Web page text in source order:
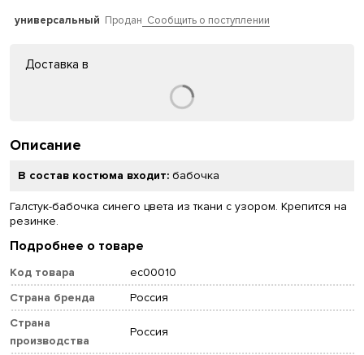
универсальный Продан Сообщить о поступлении
Доставка в
Описание
В состав костюма входит: бабочка
Галстук-бабочка синего цвета из ткани с узором. Крепится на
резинке.
Подробнее о товаре
Код товара
ec00010
Страна бренда
Россия
Страна
производства
Россия